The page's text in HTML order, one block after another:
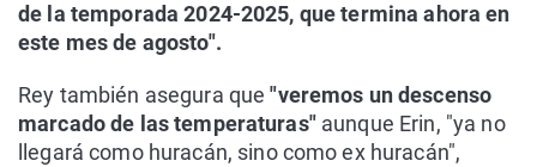
de la temporada 2024-2025, que termina ahora en
este mes de agosto".
Rey también asegura que"veremos un descenso
marcado de las temperaturas"aunque Erin, "ya no
llegará como huracán, sino como ex huracán",